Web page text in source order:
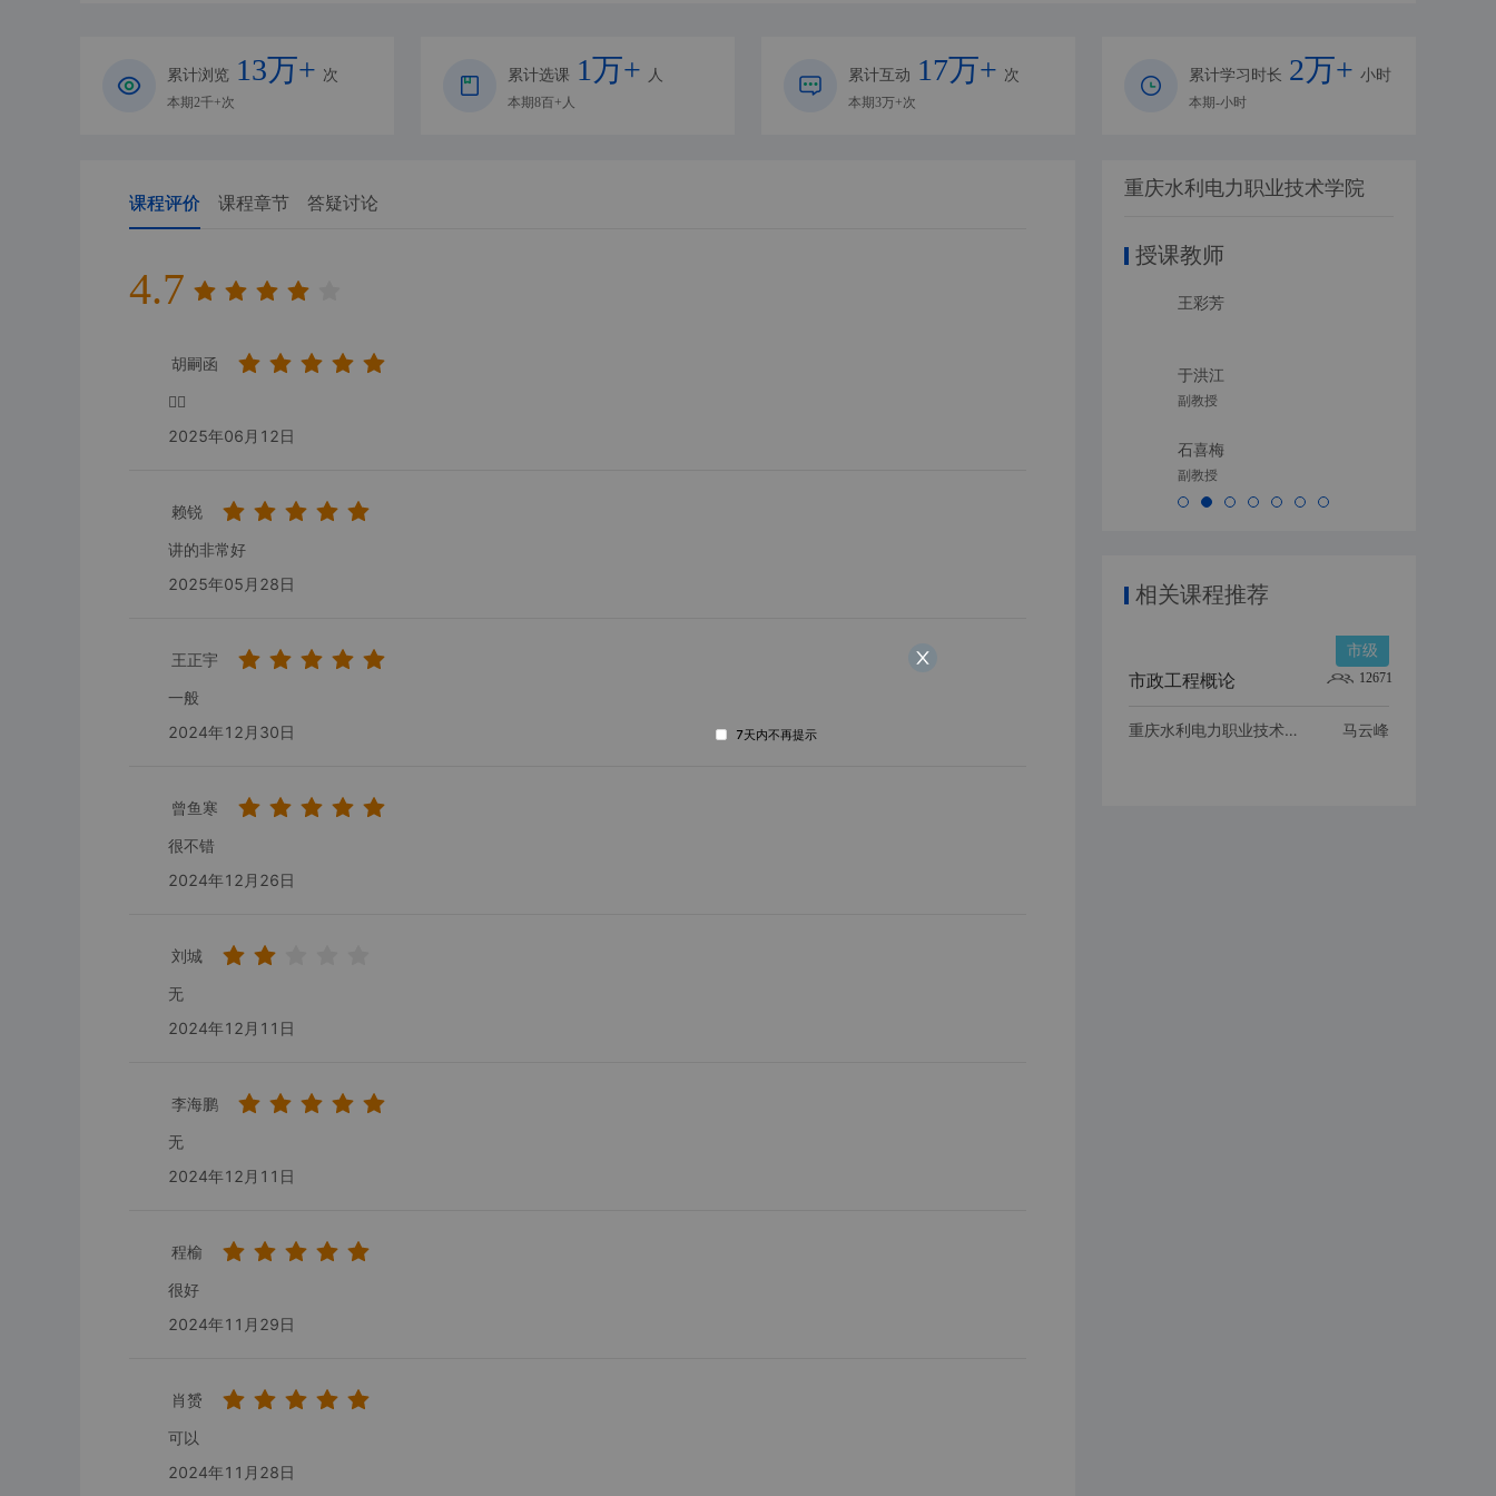
累计浏览 13万+ 次
本期2千+次
累计选课 1万+ 人
本期8百+人
累计互动 17万+ 次
本期3万+次
累计学习时长 2万+ 小时
本期-小时
课程评价 课程章节 答疑讨论
4.7
胡嗣函
👍🏻
2025年06月12日
赖锐
讲的非常好
2025年05月28日
王正宇
一般
2024年12月30日
曾鱼寒
很不错
2024年12月26日
刘城
无
2024年12月11日
李海鹏
无
2024年12月11日
程榆
很好
2024年11月29日
肖赟
可以
2024年11月28日
重庆水利电力职业技术学院
授课教师
王彩芳
于洪江
副教授
石喜梅
副教授
相关课程推荐
市政工程概论 12671
重庆水利电力职业技术学院 马云峰
市级
7天内不再提示